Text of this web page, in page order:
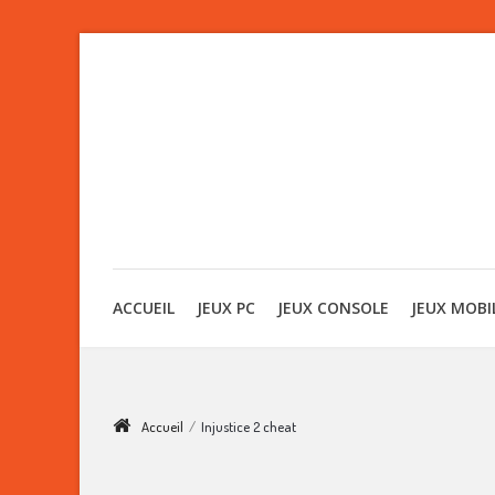
ACCUEIL JEUX PC JEUX CONSOLE JEUX
Accueil / Injustice 2 cheat